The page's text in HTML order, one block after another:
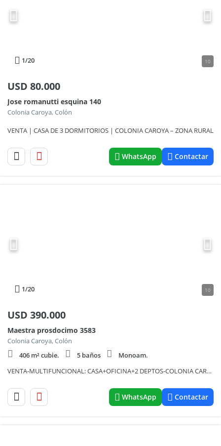
1/20 10
USD 80.000
Jose romanutti esquina 140
Colonia Caroya, Colón
VENTA | CASA DE 3 DORMITORIOS | COLONIA CAROYA – ZONA RURAL
WhatsApp Contactar
1/20 10
USD 390.000
Maestra prosdocimo 3583
Colonia Caroya, Colón
406 m² cubie.
5 baños
Monoam.
VENTA-MULTIFUNCIONAL: CASA+OFICINA+2 DEPTOS-COLONIA CAROYA
WhatsApp Contactar